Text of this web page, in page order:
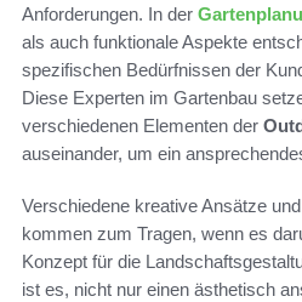
Anforderungen. In der
als auch funktionale Aspekte
spezifischen Bedürfnissen der
Diese Experten im Gartenbau
verschiedenen Elementen der
auseinander, um ein
Verschiedene kreative Ansätze
kommen zum Tragen, wenn es
Konzept für die
ist es, nicht nur einen ästhetisch